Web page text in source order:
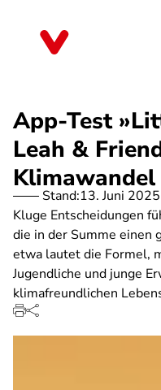
App-Test
Leah &
Klimawandel
Stand:13. Juni 2025
Kluge Entscheidungen
die in der Summe einen
etwa lautet die Formel,
Jugendliche und junge
klimafreundlichen